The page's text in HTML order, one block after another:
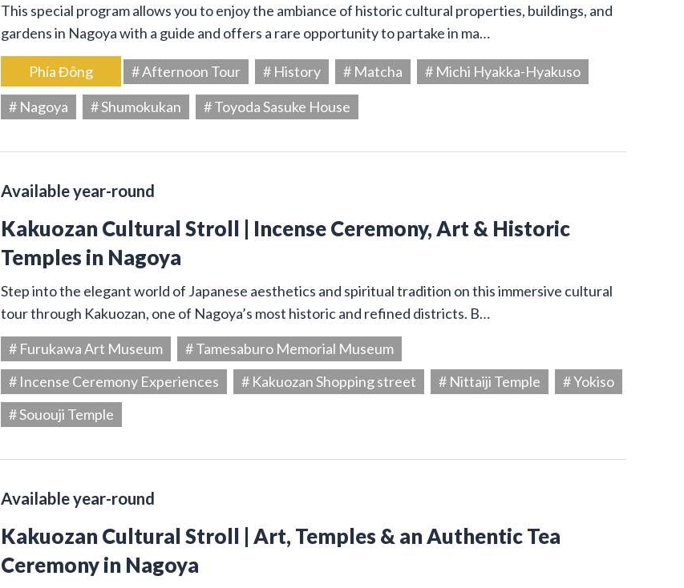
This special program allows you to enjoy the ambiance of historic cultural properties, buildings, and
gardens in Nagoya with a guide and offers a rare opportunity to partake in ma…
Phía Đông # Afternoon Tour # History # Matcha
# Michi Hyakka-Hyakuso
# Nagoya
# Shumokukan # Toyoda Sasuke House
Available year-round
Kakuozan Cultural Stroll | Incense Ceremony, Art & Historic
Temples in Nagoya
Step into the elegant world of Japanese aesthetics and spiritual tradition on this immersive cultural
tour through Kakuozan, one of Nagoya’s most historic and refined districts. B…
# Furukawa Art Museum
# Tamesaburo Memorial Museum
# Incense Ceremony Experiences
# Kakuozan Shopping street # Nittaiji Temple
# Yokiso
# Sououji Temple
Available year-round
Kakuozan Cultural Stroll | Art, Temples & an Authentic Tea
Ceremony in Nagoya